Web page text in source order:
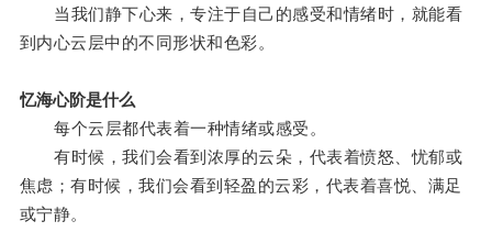
当我们静下心来，专注于自己的感受和情绪时，就能看
到内心云层中的不同形状和色彩。
忆海心阶是什么
每个云层都代表着一种情绪或感受。
有时候，我们会看到浓厚的云朵，代表着愤怒、忧郁或
焦虑；有时候，我们会看到轻盈的云彩，代表着喜悦、满足
或宁静。